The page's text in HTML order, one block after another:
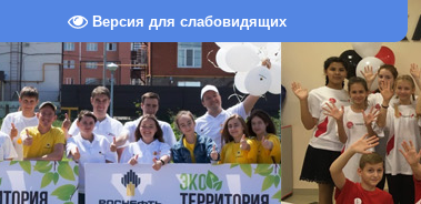
Версия для слабовидящих